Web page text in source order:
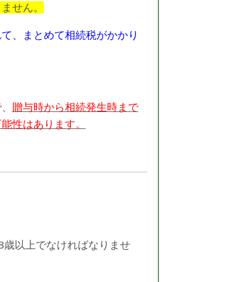
せん。
、まとめて相続税がかかり
贈与時から相続発生時まで
性はあります。
以上でなければなりませ